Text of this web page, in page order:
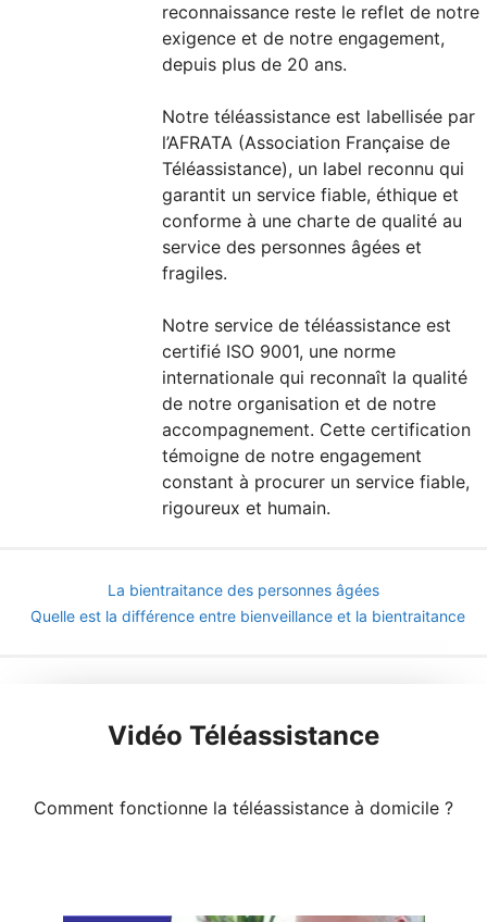
reconnaissance reste le reflet de notre
exigence et de notre engagement,
depuis plus de 20 ans.
Notre téléassistance est labellisée par
l’AFRATA (Association Française de
Téléassistance), un label reconnu qui
garantit un service fiable, éthique et
conforme à une charte de qualité au
service des personnes âgées et
fragiles.
Notre service de téléassistance est
certifié ISO 9001, une norme
internationale qui reconnaît la qualité
de notre organisation et de notre
accompagnement. Cette certification
témoigne de notre engagement
constant à procurer un service fiable,
rigoureux et humain.
La bientraitance des personnes âgées
Quelle est la différence entre bienveillance et la bientraitance
Vidéo Téléassistance
Comment fonctionne la téléassistance à domicile ?